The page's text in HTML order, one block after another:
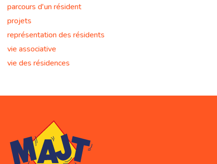
parcours d'un résident
projets
représentation des résidents
vie associative
vie des résidences